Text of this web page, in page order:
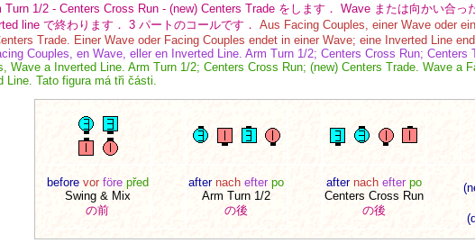
Turn 1/2 - Centers Cross Run - (new) Centers Trade をします． Wave または向かい合
line で終わります． 3 パートのコールです． Aus Facing Couples, einer Wave oder
Trade. Einer Wave oder Facing Couples endet in einer Wave; eine Inverted Line
Couples, en Wave, eller en Inverted Line. Arm Turn 1/2; Centers Cross Run; Centers
Wave a Inverted Line. Arm Turn 1/2; Centers Cross Run; (new) Centers Trade. Wave
Line. Tato figura má tři části.
before vor före před
Swing & Mix
の前
after nach efter po
Arm Turn 1/2
の後
after nach efter po
Centers Cross Run
の後